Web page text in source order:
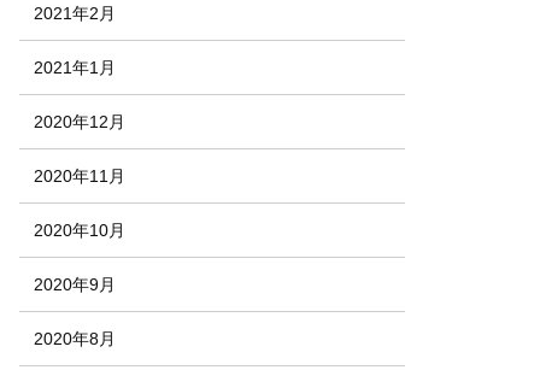
2021年2月
2021年1月
2020年12月
2020年11月
2020年10月
2020年9月
2020年8月